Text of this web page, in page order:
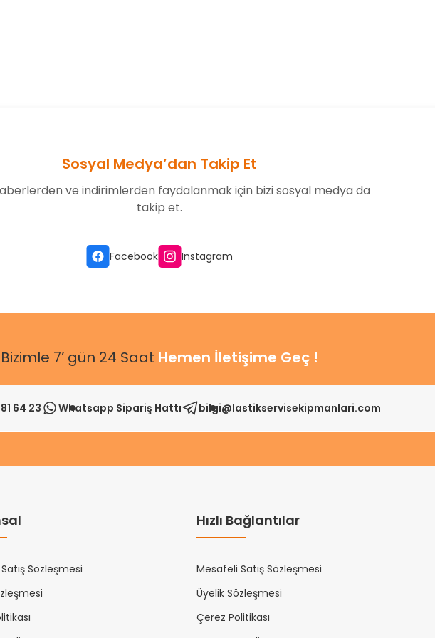
Gönder
Sosyal Medya’dan Takip Et
ve indirimlerden faydalanmak için bizi sosyal medya da
takip et.
Facebook Instagram
Bizimle 7’ gün 24 Saat Hemen İletişime Geç !
64 23 Whatsapp Sipariş Hattı bilgi@lastikservisekipmanlari.com
Sözleşmesi
Hızlı Bağlantılar
Mesafeli Satış Sözleşmesi
Üyelik Sözleşmesi
Çerez Politikası